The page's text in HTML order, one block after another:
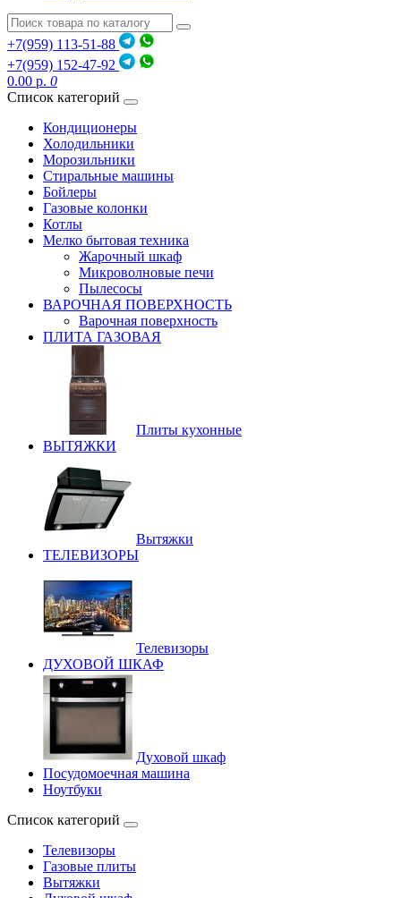
+7(959) 113-51-88
+7(959) 152-47-92
0.00 р. 0
Список категорий
Кондиционеры
Холодильники
Морозильники
Стиральные машины
Бойлеры
Газовые колонки
Котлы
Мелко бытовая техника
Жарочный шкаф
Микроволновые печи
Пылесосы
ВАРОЧНАЯ ПОВЕРХНОСТЬ
Варочная поверхность
ПЛИТА ГАЗОВАЯ
Плиты кухонные
ВЫТЯЖКИ
Вытяжки
ТЕЛЕВИЗОРЫ
Телевизоры
ДУХОВОЙ ШКАФ
Духовой шкаф
Посудомоечная машина
Ноутбуки
Список категорий
Телевизоры
Газовые плиты
Вытяжки